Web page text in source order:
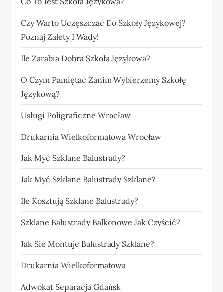
Czy Warto Uczęszczać Do Szkoły Językowej?
Poznaj Zalety I Wady!
Ile Zarabia Dobra Szkoła Językowa?
O Czym Pamiętać Zanim Wybierzemy Szkołę
Językową?
Usługi Poligraficzne Wrocław
Drukarnia Wielkoformatowa Wrocław
Jak Myć Szklane Balustrady?
Jak Myć Szklane Balustrady Szklane?
Ile Kosztują Szklane Balustrady?
Szklane Balustrady Balkonowe Jak Czyścić?
Jak Sie Montuje Balustrady Szklane?
Drukarnia Wielkoformatowa
Adwokat Separacja Gdańsk